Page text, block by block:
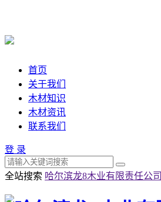
首页
关于我们
木材知识
木材资讯
联系我们
登 录
全站搜索 哈尔滨龙8木业有限责任公司